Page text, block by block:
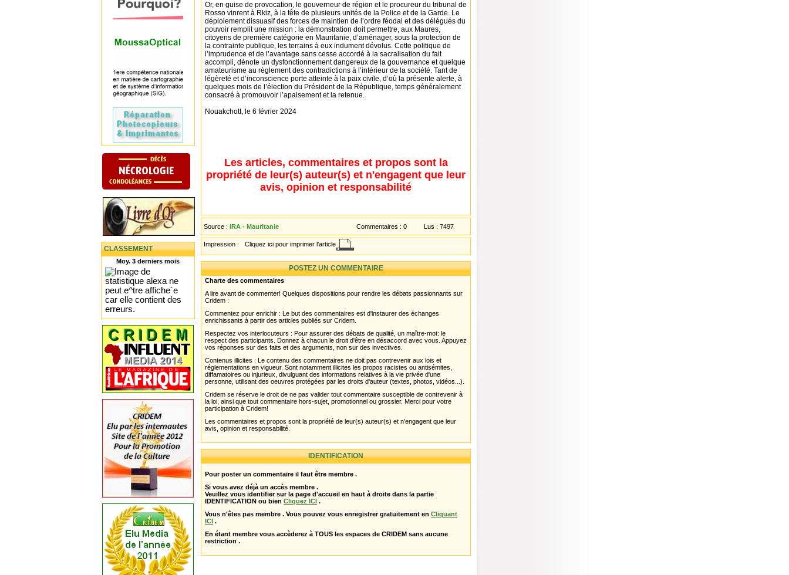
CLASSEMENT
Moy. 3 derniers mois
Or, en guise de provocation, le gouverneur de région et le procureur du tribunal de
Rosso vinrent à Rkiz, à la tête de plusieurs unités de la Police et de la Garde. Le
déploiement dissuasif des forces de maintien de l’ordre féodal et des délégués du
pouvoir remplit une mission : la démonstration doit permettre, aux Maures,
citoyens de première catégorie en Mauritanie, d’aménager, sous la protection de
la contrainte publique, les terrains à eux indument dévolus. Cette politique de
l’imprudence et de l’avantage sans cesse accordé à la sacralisation du fait
accompli, dénote un dysfonctionnement dangereux de la gouvernance et quelque
amateurisme au règlement des contradictions à l’intérieur de la société. Tant de
légèreté et d’inconscience porte atteinte à la paix civile, d’où la présente alerte, à
quelques mois de l’élection du Président de la République, temps généralement
consacré à promouvoir l’apaisement et la retenue.
Nouakchott, le 6 février 2024
Les articles, commentaires et propos sont la
propriété de leur(s) auteur(s) et n'engagent que leur
avis, opinion et responsabilité
Source : IRA - Mauritanie Commentaires : 0 Lus : 7497
Impression : Cliquez ici pour imprimer l'article
POSTEZ UN COMMENTAIRE
Charte des commentaires
A lire avant de commenter! Quelques dispositions pour rendre les débats passionnants sur
Cridem :
Commentez pour enrichir : Le but des commentaires est d'instaurer des échanges
enrichissants à partir des articles publiés sur Cridem.
Respectez vos interlocuteurs : Pour assurer des débats de qualité, un maître-mot: le
respect des participants. Donnez à chacun le droit d'être en désaccord avec vous. Appuyez
vos réponses sur des faits et des arguments, non sur des invectives.
Contenus illicites : Le contenu des commentaires ne doit pas contrevenir aux lois et
réglementations en vigueur. Sont notamment illicites les propos racistes ou antisémites,
diffamatoires ou injurieux, divulguant des informations relatives à la vie privée d'une
personne, utilisant des oeuvres protégées par les droits d'auteur (textes, photos, vidéos...).
Cridem se réserve le droit de ne pas valider tout commentaire susceptible de contrevenir à
la loi, ainsi que tout commentaire hors-sujet, promotionnel ou grossier. Merci pour votre
participation à Cridem!
Les commentaires et propos sont la propriété de leur(s) auteur(s) et n'engagent que leur
avis, opinion et responsabilité.
IDENTIFICATION
Pour poster un commentaire il faut être membre .
Si vous avez déjà un accès membre .
Veuillez vous identifier sur la page d'accueil en haut à droite dans la partie
IDENTIFICATION ou bien Cliquez ICI .
Vous n'êtes pas membre . Vous pouvez vous enregistrer gratuitement en Cliquant
ICI .
En étant membre vous accèderez à TOUS les espaces de CRIDEM sans aucune
restriction .